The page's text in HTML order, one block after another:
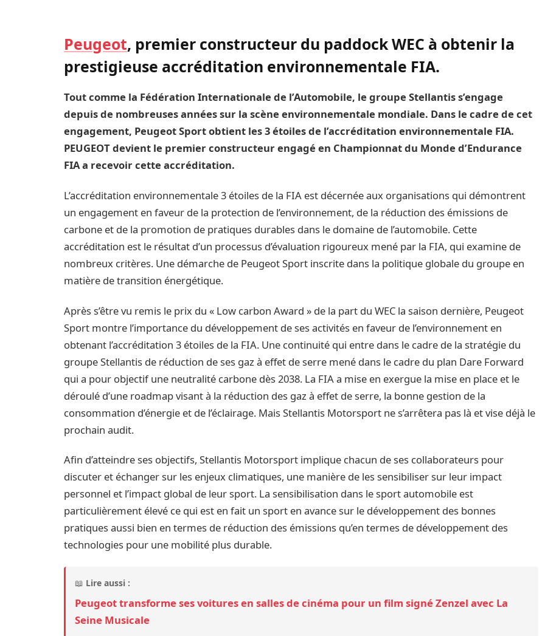
Peugeot, premier constructeur du paddock WEC à obtenir la
prestigieuse accréditation environnementale FIA.
Tout comme la Fédération Internationale de l’Automobile, le groupe Stellantis s’engage
depuis de nombreuses années sur la scène environnementale mondiale. Dans le cadre de cet
engagement, Peugeot Sport obtient les 3 étoiles de l’accréditation environnementale FIA.
PEUGEOT devient le premier constructeur engagé en Championnat du Monde d’Endurance
FIA a recevoir cette accréditation.
L’accréditation environnementale 3 étoiles de la FIA est décernée aux organisations qui démontrent
un engagement en faveur de la protection de l’environnement, de la réduction des émissions de
carbone et de la promotion de pratiques durables dans le domaine de l’automobile. Cette
accréditation est le résultat d’un processus d’évaluation rigoureux mené par la FIA, qui examine de
nombreux critères. Une démarche de Peugeot Sport inscrite dans la politique globale du groupe en
matière de transition énergétique.
Après s’être vu remis le prix du « Low carbon Award » de la part du WEC la saison dernière, Peugeot
Sport montre l’importance du développement de ses activités en faveur de l’environnement en
obtenant l’accréditation 3 étoiles de la FIA. Une continuité qui entre dans le cadre de la stratégie du
groupe Stellantis de réduction de ses gaz à effet de serre mené dans le cadre du plan Dare Forward
qui a pour objectif une neutralité carbone dès 2038. La FIA a mise en exergue la mise en place et le
déroulé d’une roadmap visant à la réduction des gaz à effet de serre, la bonne gestion de la
consommation d’énergie et de l’éclairage. Mais Stellantis Motorsport ne s’arrêtera pas là et vise déjà le
prochain audit.
Afin d’atteindre ses objectifs, Stellantis Motorsport implique chacun de ses collaborateurs pour
discuter et échanger sur les enjeux climatiques, une manière de les sensibiliser sur leur impact
personnel et l’impact global de leur sport. La sensibilisation dans le sport automobile est
particulièrement élevé ce qui est en fait un sport en avance sur le développement des bonnes
pratiques aussi bien en termes de réduction des émissions qu’en termes de développement des
technologies pour une mobilité plus durable.
📖 Lire aussi :
Peugeot transforme ses voitures en salles de cinéma pour un film signé Zenzel avec La
Seine Musicale